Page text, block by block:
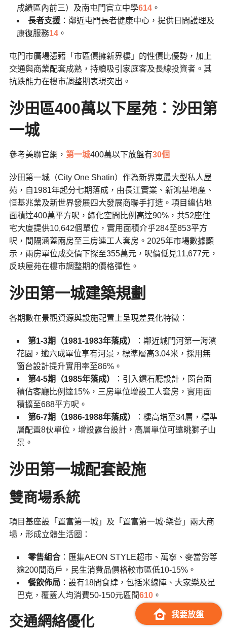
成績區內前三）及南屯門官立中學614。
長者支援：鄰近屯門長者健康中心，提供日間護理及
康復服務14。
屯門市廣場憑藉「市區價擁新界樓」的性價比優勢，加上
交通與商業配套成熟，持續吸引家庭客及長線投資者。其
抗跌能力在樓市調整期表現突出。
沙田區400萬以下屋苑︰沙田第
一城
參考美聯官網， 第一城400萬以下放盤有30個
沙田第一城（City One Shatin）作為新界東最大型私人屋
苑，自1981年起分七期落成，由長江實業、新鴻基地產、
恒基兆業及新世界發展四大發展商聯手打造。項目總佔地
面積達400萬平方呎，綠化空間比例高達90%，共52座住
宅大廈提供10,642個單位，實用面積介乎284至853平方
呎，間隔涵蓋兩房至三房連工人套房。2025年市場數據顯
示，兩房單位成交價下探至355萬元，呎價低見11,677元，
反映屋苑在樓市調整期的價格彈性。
沙田第一城建築規劃
各期數在景觀資源與設施配置上呈現差異化特徵：
第1-3期（1981-1983年落成）
：鄰近城門河第一海濱
花園，逾六成單位享有河景，標準層高3.04米，採用無
窗台設計提升實用率至86%。
第4-5期（1985年落成）
：引入鑽石廳設計，窗台面
積佔客廳比例達15%，三房單位增設工人套房，實用面
積擴至688平方呎。
第6-7期（1986-1988年落成）
：樓高增至34層，標準
層配置8伙單位，增設露台設計，高層單位可遠眺獅子山
景。
沙田第一城配套設施
雙商場系統
項目基座設「置富第一城」及「置富第一城·樂薈」兩大商
場，形成立體生活圈：
零售組合：匯集AEON STYLE超市、萬寧、麥當勞等
逾200間商戶，民生消費品價格較市區低10-15%。
餐飲佈局：設有18間食肆，包括米線陣、大家樂及星
巴克，覆蓋人均消費50-150元區間610。
交通網絡優化 我要放盤